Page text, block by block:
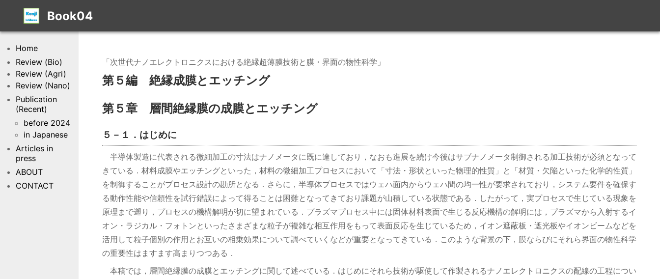
Book04
Home
Review (Bio)
Review (Agri)
Review (Nano)
Publication
(Recent)
before 2024
in Japanese
Articles in
press
ABOUT
CONTACT
「次世代ナノエレクトロニクスにおける絶縁超薄膜技術と膜・界面の物性科学」
第５編 絶縁成膜とエッチング
第５章 層間絶縁膜の成膜とエッチング
５－１．はじめに
半導体製造に代表される微細加工の寸法はナノメータに既に達しており，なおも進展を続け今後はサブナノメータ制御される加工技術が必須となって
きている．材料成膜やエッチングといった，材料の微細加工プロセスにおいて「寸法・形状といった物理的性質」と「材質・欠陥といった化学的性質」
を制御することがプロセス設計の勘所となる．さらに，半導体プロセスではウェハ面内からウェハ間の均一性が要求されており，システム要件を確保す
る動作性能や信頼性を試行錯誤によって得ることは困難となってきており課題が山積している状態である．したがって，実プロセスで生じている現象を
原理まで遡り，プロセスの機構解明が切に望まれている．プラズマプロセス中には固体材料表面で生じる反応機構の解明には，プラズマから入射するイ
オン・ラジカル・フォトンといったさまざまな粒子が複雑な相互作用をもって表面反応を生じているため，イオン遮蔽板・遮光板やイオンビームなどを
活用して粒子個別の作用とお互いの相乗効果について調べていくなどが重要となってきている．このような背景の下，膜ならびにそれら界面の物性科学
の重要性はますます高まりつつある．
本稿では，層間絶縁膜の成膜とエッチングに関して述べている．はじめにそれら技術が駆使して作製されるナノエレクトロニクスの配線の工程につい